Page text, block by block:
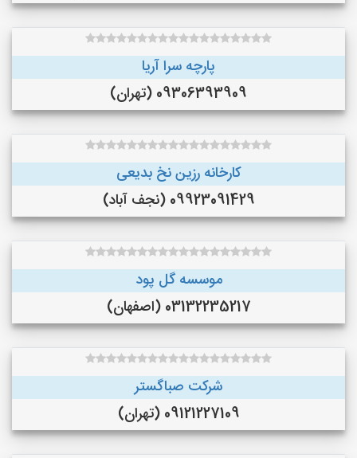
پارچه سرا آریا
09306393909 (تهران)
کارخانه رزین نخ بدیعی
09923091429 (نجف‌ آباد)
موسسه گل پود
03132235217 (اصفهان)
شرکت صباگستر
09121227109 (تهران)